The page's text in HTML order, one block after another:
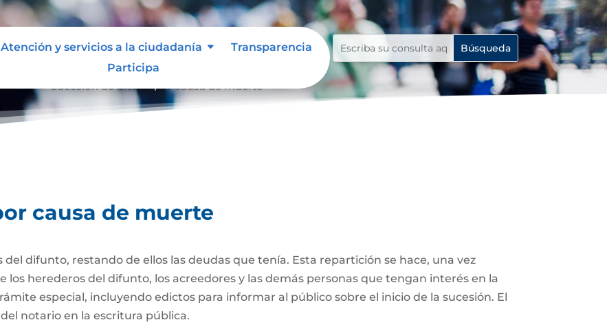
Atención y servicios a la ciudadanía
Transparencia
Participa
causa de muerte
del difunto, restando de ellos las deudas que tenía. Esta repartición se hace, una vez
los herederos del difunto, los acreedores y las demás personas que tengan interés en la
especial, incluyendo edictos para informar al público sobre el inicio de la sucesión. El
notario en la escritura pública.